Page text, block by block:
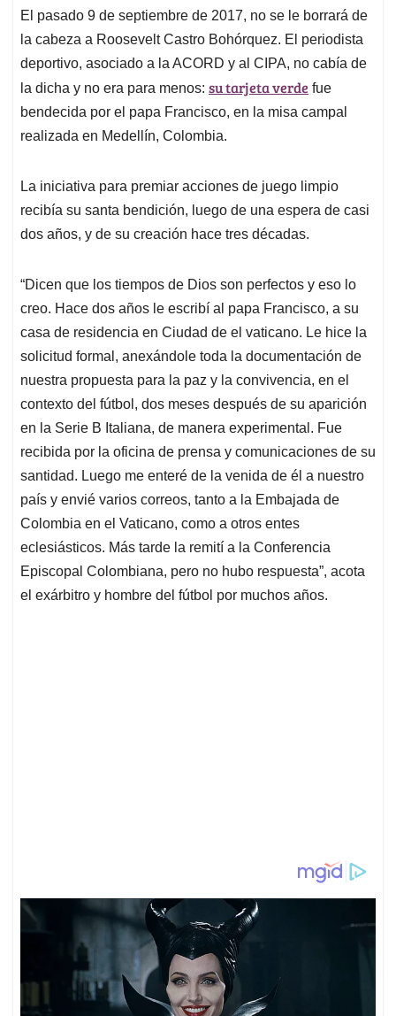
s
A
p
p
b
o
o
k
e
d
I
n
l
a
d
s
El pasado 9 de septiembre de 2017, no se le borrará de
la cabeza a Roosevelt Castro Bohórquez. El periodista
deportivo, asociado a la ACORD y al CIPA, no cabía de
la dicha y no era para menos: su tarjeta verde fue
bendecida por el papa Francisco, en la misa campal
realizada en Medellín, Colombia.
La iniciativa para premiar acciones de juego limpio
recibía su santa bendición, luego de una espera de casi
dos años, y de su creación hace tres décadas.
“Dicen que los tiempos de Dios son perfectos y eso lo
creo. Hace dos años le escribí al papa Francisco, a su
casa de residencia en Ciudad de el vaticano. Le hice la
solicitud formal, anexándole toda la documentación de
nuestra propuesta para la paz y la convivencia, en el
contexto del fútbol, dos meses después de su aparición
en la Serie B Italiana, de manera experimental. Fue
recibida por la oficina de prensa y comunicaciones de su
santidad. Luego me enteré de la venida de él a nuestro
país y envié varios correos, tanto a la Embajada de
Colombia en el Vaticano, como a otros entes
eclesiásticos. Más tarde la remití a la Conferencia
Episcopal Colombiana, pero no hubo respuesta”, acota
el exárbitro y hombre del fútbol por muchos años.